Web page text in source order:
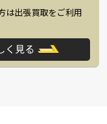
は出張買取をご利用
く見る